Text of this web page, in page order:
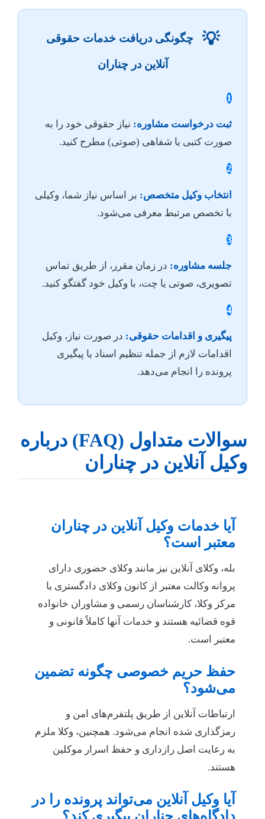
💡 چگونگی دریافت خدمات حقوقی
آنلاین در چناران
1
ثبت درخواست مشاوره: نیاز حقوقی خود را به
صورت کتبی یا شفاهی (صوتی) مطرح کنید.
2
انتخاب وکیل متخصص: بر اساس نیاز شما، وکیلی
با تخصص مرتبط معرفی می‌شود.
3
جلسه مشاوره: در زمان مقرر، از طریق تماس
تصویری، صوتی یا چت، با وکیل خود گفتگو کنید.
4
پیگیری و اقدامات حقوقی: در صورت نیاز، وکیل
اقدامات لازم از جمله تنظیم اسناد یا پیگیری
پرونده را انجام می‌دهد.
سوالات متداول (FAQ) درباره
وکیل آنلاین در چناران
آیا خدمات وکیل آنلاین در چناران
معتبر است؟
بله، وکلای آنلاین نیز مانند وکلای حضوری دارای
پروانه وکالت معتبر از کانون وکلای دادگستری یا
مرکز وکلا، کارشناسان رسمی و مشاوران خانواده
قوه قضائیه هستند و خدمات آنها کاملاً قانونی و
معتبر است.
حفظ حریم خصوصی چگونه تضمین
می‌شود؟
ارتباطات آنلاین از طریق پلتفرم‌های امن و
رمزگذاری شده انجام می‌شود. همچنین، وکلا ملزم
به رعایت اصل رازداری و حفظ اسرار موکلین
هستند.
آیا وکیل آنلاین می‌تواند پرونده را در